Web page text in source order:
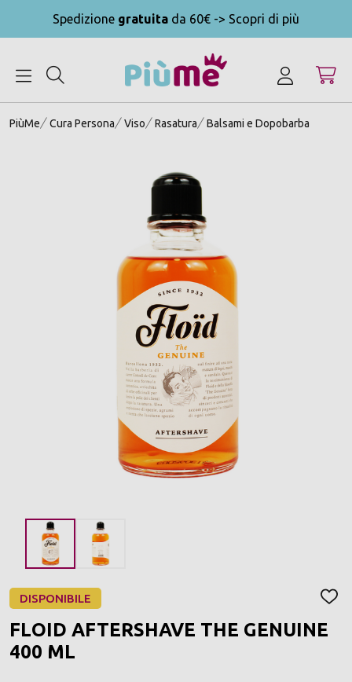
Spedizione gratuita da 60€ -> Scopri di più
PiùMe Cura Persona Viso Rasatura Balsami e Dopobarba
DISPONIBILE
DEI
FLOID AFTERSHAVE THE GENUINE
400 ML